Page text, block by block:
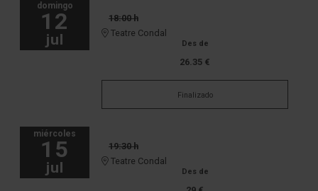
domingo
12
jul
18:00 h
Teatre Condal
Des de
26.35 €
Finalizado
miércoles
15
jul
19:30 h
Teatre Condal
Des de